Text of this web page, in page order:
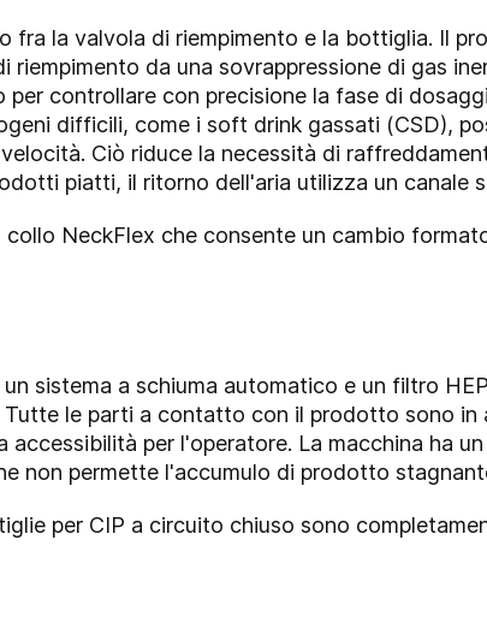
la valvola di riempimento e la bottiglia. Il
da una sovrappressione di gas
controllare con precisione la fase di
difficili, come i soft drink gassati (CSD),
Ciò riduce la necessità di
piatti, il ritorno dell'aria utilizza un canale
collo NeckFlex che consente un cambio
sistema a schiuma automatico e un filtro
le parti a contatto con il prodotto sono in
per l'operatore. La macchina ha
non permette l'accumulo di prodotto
per CIP a circuito chiuso sono